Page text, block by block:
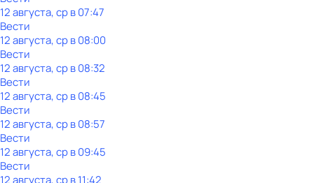
12 августа, ср в 07:47
Вести
12 августа, ср в 08:00
Вести
12 августа, ср в 08:32
Вести
12 августа, ср в 08:45
Вести
12 августа, ср в 08:57
Вести
12 августа, ср в 09:45
Вести
12 августа, ср в 11:42